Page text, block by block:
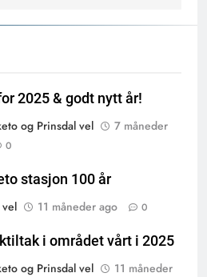
2025 & godt nytt år!
og Prinsdal vel
7 måneder
0
stasjon 100 år
11 måneder ago 0
i området vårt i 2025
og Prinsdal vel
11 måneder